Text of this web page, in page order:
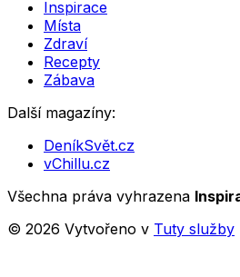
Inspirace
Místa
Zdraví
Recepty
Zábava
Další magazíny:
DeníkSvět.cz
vChillu.cz
Všechna práva vyhrazena
© 2026 Vytvořeno v Tuty služby